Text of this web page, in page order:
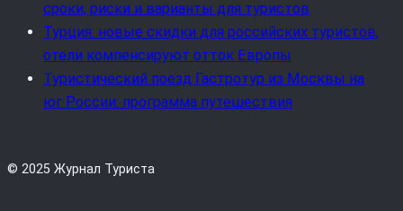
сроки, риски и варианты для туристов
Турция: новые скидки для российских туристов,
отели компенсируют отток Европы
Туристический поезд Гастротур из Москвы на
юг России: программа путешествия
© 2025 Журнал Туриста